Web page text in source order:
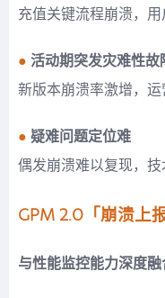
充值关键流程崩溃，
● 活动期突发灾难性故
新版本崩溃率激增，
● 疑难问题定位难
偶发崩溃难以复现，
GPM 2.0「崩溃上
与性能监控能力深度融